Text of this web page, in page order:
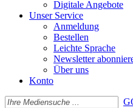
Digitale Angebote
Unser Service
Anmeldung
Bestellen
Leichte Sprache
Newsletter
Über uns
Konto